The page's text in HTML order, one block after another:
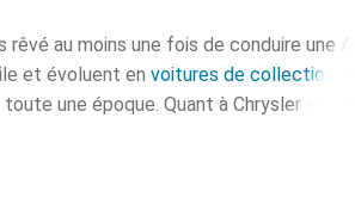
au moins une fois de conduire une
et évoluent en voitures de collection
une époque. Quant à Chrysler et